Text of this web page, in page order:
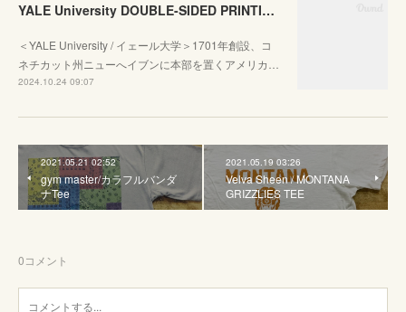
YALE University DOUBLE-SIDED PRINTING CREW SWEAT
＜YALE University / イェール大学＞1701年創設、コ
ネチカット州ニューへイブンに本部を置くアメリカ…
2024.10.24 09:07
2021.05.21 02:52
gym master/カラフルバンダ
ナTee
2021.05.19 03:26
Velva Sheen / MONTANA
GRIZZLIES TEE
0コメント